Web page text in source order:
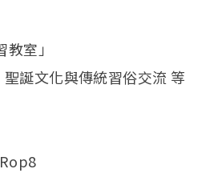
室」
誕文化與傳統習俗交流 等